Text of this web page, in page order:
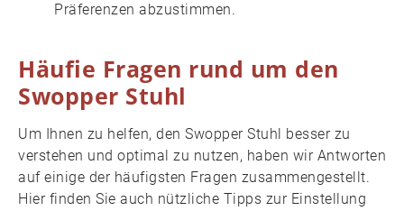
Präferenzen abzustimmen.
Häufie Fragen rund um den
Swopper Stuhl
Um Ihnen zu helfen, den Swopper Stuhl besser zu
verstehen und optimal zu nutzen, haben wir Antworten
auf einige der häufigsten Fragen zusammengestellt.
Hier finden Sie auch nützliche Tipps zur Einstellung